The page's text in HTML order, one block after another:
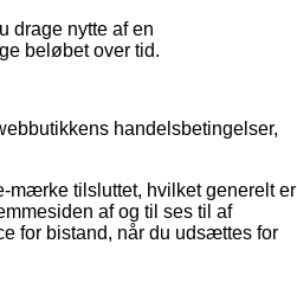
drage nytte af en
beløbet over tid.
handelsbetingelser,
mærke tilsluttet, hvilket generelt er
af og til ses til af
for bistand, når du udsættes for